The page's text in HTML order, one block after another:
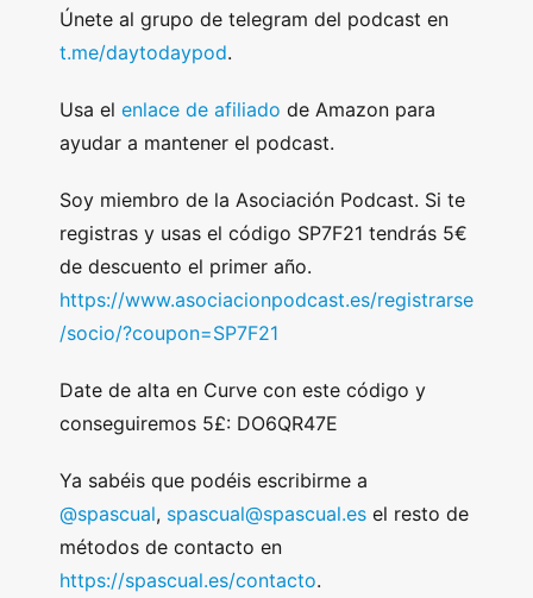
Únete al grupo de telegram del podcast en
t.me/daytodaypod.
Usa el enlace de afiliado de Amazon para
ayudar a mantener el podcast.
Soy miembro de la Asociación Podcast. Si te
registras y usas el código SP7F21 tendrás 5€
de descuento el primer año.
https://www.asociacionpodcast.es/registrarse
/socio/?coupon=SP7F21
Date de alta en Curve con este código y
conseguiremos 5£: DO6QR47E
Ya sabéis que podéis escribirme a
@spascual, spascual@spascual.es el resto de
métodos de contacto en
https://spascual.es/contacto.